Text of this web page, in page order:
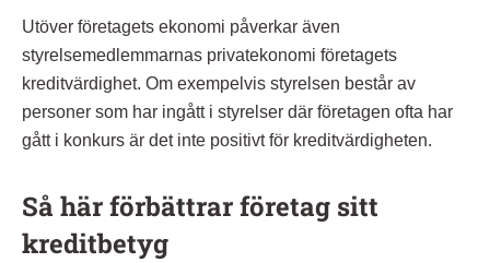
Utöver företagets ekonomi påverkar även
styrelsemedlemmarnas privatekonomi företagets
kreditvärdighet. Om exempelvis styrelsen består av
personer som har ingått i styrelser där företagen ofta har
gått i konkurs är det inte positivt för kreditvärdigheten.
Så här förbättrar företag sitt
kreditbetyg